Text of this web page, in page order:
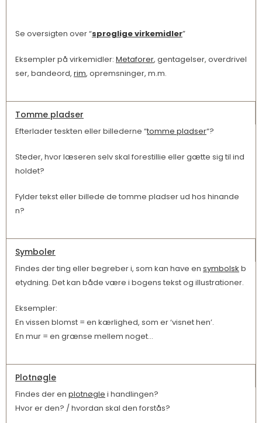
Se oversigten over “sproglige virkemidler”
Eksempler på virkemidler: Metaforer, gentagelser, overdrivel
ser, bandeord, rim, opremsninger, m.m.
Tomme pladser
Efterlader teskten eller billederne “tomme pladser“?
Steder, hvor læseren selv skal forestillie eller gætte sig til ind
holdet?
Fylder tekst eller billede de tomme pladser ud hos hinande
n?
Symboler
Findes der ting eller begreber i, som kan have en symbolsk b
etydning. Det kan både være i bogens tekst og illustrationer.
Eksempler:
En vissen blomst = en kærlighed, som er ‘visnet hen’.
En mur = en grænse mellem noget…
Plotnøgle
Findes der en plotnøgle i handlingen?
Hvor er den? / hvordan skal den forstås?